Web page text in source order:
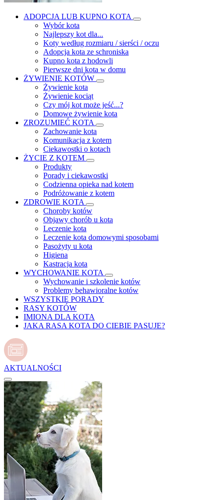
ADOPCJA LUB KUPNO KOTA
Wybór kota
Najlepszy kot dla...
Koty według rozmiaru / sierści / oczu
Adopcja kota ze schroniska
Kupno kota z hodowli
Pierwsze dni kota w domu
ŻYWIENIE KOTÓW
Żywienie kota
Żywienie kociąt
Czy mój kot może jeść...?
Domowe żywienie kota
ZROZUMIEĆ KOTA
Zachowanie kota
Komunikacja z kotem
Ciekawostki o kotach
ŻYCIE Z KOTEM
Produkty
Porady i ciekawostki
Codzienna opieka nad kotem
Podróżowanie z kotem
ZDROWIE KOTA
Choroby kotów
Objawy chorób u kota
Leczenie kota
Leczenie kota domowymi sposobami
Pasożyty u kota
Higiena
Kastracja kota
WYCHOWANIE KOTA
Wychowanie i szkolenie kotów
Problemy behawioralne kotów
WSZYSTKIE PORADY
RASY KOTÓW
IMIONA DLA KOTA
JAKA RASA KOTA DO CIEBIE PASUJE?
AKTUALNOŚCI